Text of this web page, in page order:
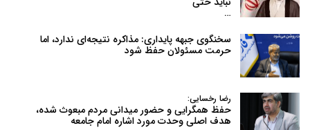
…
سخنگوی جبهه پایداری: مذاکره نتیجه‌ای ندارد، اما
حرمت مسئولان حفظ شود
رضا رخسایی:
حفظ همگرایی و حضور میدانی مردم مبعوث شده،
هدف اصلی وحدت مورد اشاره امام جامعه